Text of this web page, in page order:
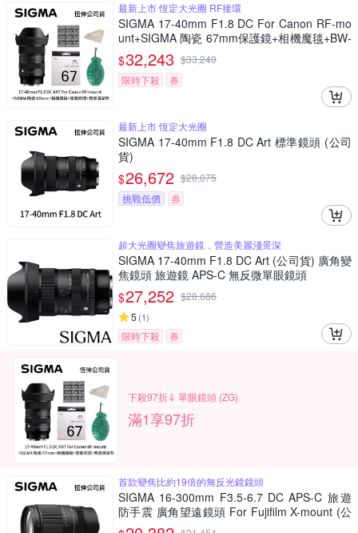
最新上市 恆定大光圈 RF接環
SIGMA 17-40mm F1.8 DC For Canon RF-mo
unt+SIGMA 陶瓷 67mm保護鏡+相機魔毯+BW-
130吹球+麂皮清潔布(公司貨)
$32,243 $33,240
限時下殺
券
最新上市 恆定大光圈
SIGMA 17-40mm F1.8 DC Art 標準鏡頭 (公司
貨)
$26,672 $28,075
挑戰低價
券
超大光圈變焦旅遊鏡，營造美麗淺景深
SIGMA 17-40mm F1.8 DC Art (公司貨) 廣角變
焦鏡頭 旅遊鏡 APS-C 無反微單眼鏡頭
$27,252 $28,686
5 (1)
限時下殺 券
下殺97折⇓ 單眼鏡頭 (ZG)
滿1享97折
首款變焦比約19倍的無反光鏡鏡頭
SIGMA 16-300mm F3.5-6.7 DC APS-C 旅遊
防手震 廣角望遠鏡頭 For Fujifilm X-mount (公
司貨)